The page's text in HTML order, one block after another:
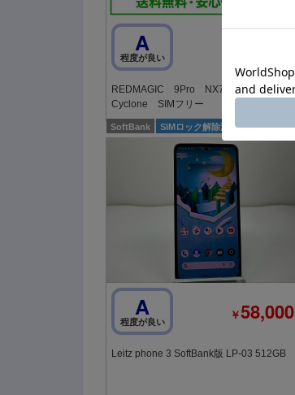
A
程度が良い
REDMAGIC 9Pro NX769J 512GB
Cyclone SIMフリー
SoftBank SIMロック解除済
A
程度が良い ￥58,000
Leitz phone 3 SoftBank版 LP-03 512GB